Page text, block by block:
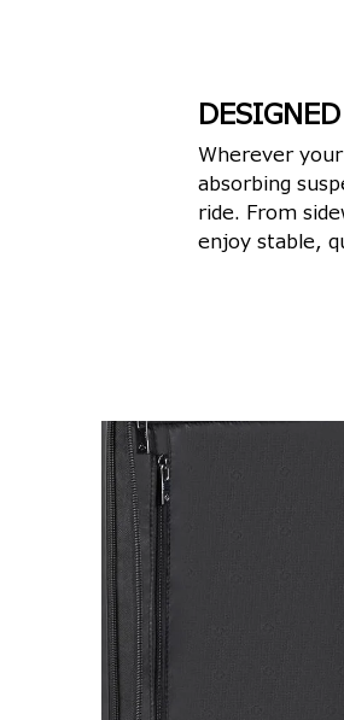
Wherever
absorbing
ride. From
enjoy stable,